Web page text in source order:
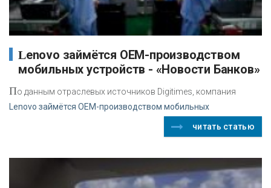
Lenovo займётся OEM-производством
мобильных устройств - «Новости Банков»
По данным отраслевых источников Digitimes, компания
Lenovo займётся OEM-производством мобильных
читать статью